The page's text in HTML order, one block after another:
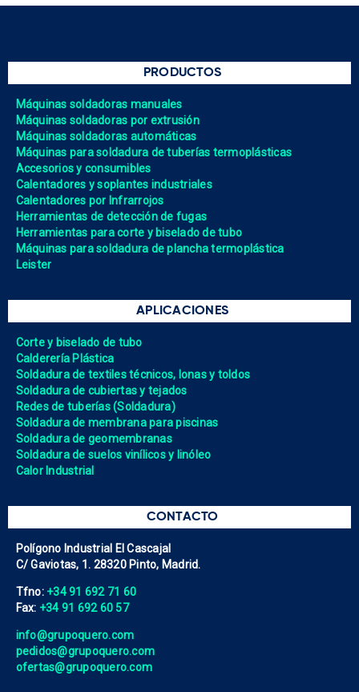
PRODUCTOS
Máquinas soldadoras manuales
Máquinas soldadoras por extrusión
Máquinas soldadoras automáticas
Máquinas para soldadura de tuberías termoplásticas
Accesorios y consumibles
Calentadores y soplantes industriales
Calentadores por Infrarrojos
Herramientas de detección de fugas
Herramientas para corte y biselado de tubo
Máquinas para soldadura de plancha termoplástica
Leister
APLICACIONES
Corte y biselado de tubo
Calderería Plástica
Soldadura de textiles técnicos, lonas y toldos
Soldadura de cubiertas y tejados
Redes de tuberías (Soldadura)
Soldadura de membrana para piscinas
Soldadura de geomembranas
Soldadura de suelos vinílicos y linóleo
Calor Industrial
CONTACTO
Polígono Industrial El Cascajal
C/ Gaviotas, 1. 28320 Pinto, Madrid.
Tfno: +34 91 692 71 60
Fax: +34 91 692 60 57
info@grupoquero.com
pedidos@grupoquero.com
ofertas@grupoquero.com